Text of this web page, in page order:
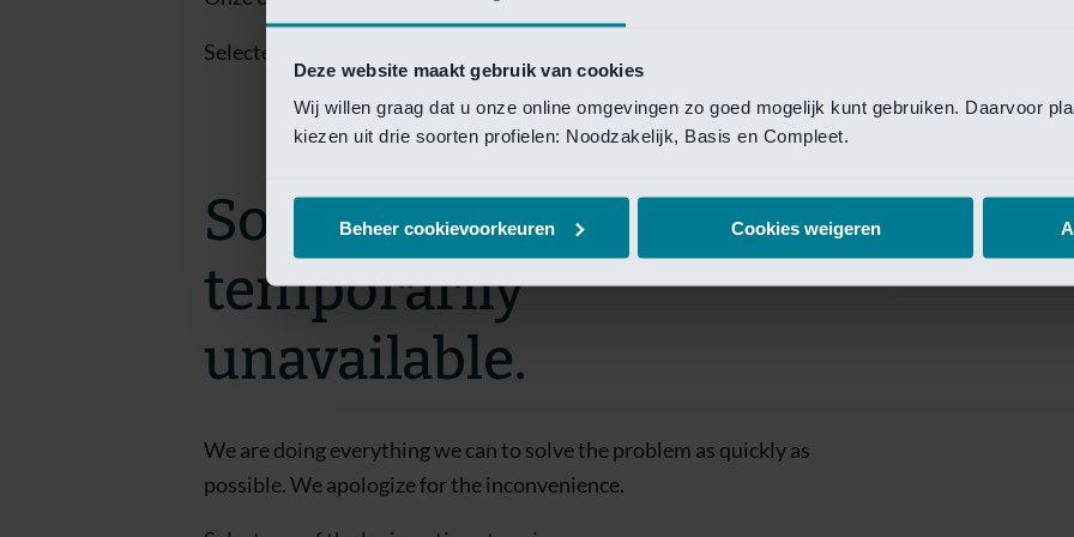
Deze website maakt gebruik van cookies
Wij willen graag dat u onze online omgevingen zo goed mogelijk kunt gebruiken. Daarvoor
kiezen uit drie soorten profielen: Noodzakelijk, Basis en Compleet.
Beheer cookievoorkeuren Cookies weigeren
Van Lanschot
Selecteer een van de login opties om toegang te krijgen.
Sorry! This page is
temporarily
unavailable.
We are doing everything we can to solve the problem as quickly as
possible. We apologize for the inconvenience.